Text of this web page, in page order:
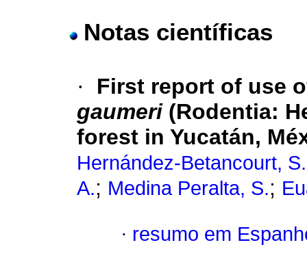
Notas científicas
·
First report of use
gaumeri(Rodentia:
forest in Yucatán,
Hernández-Betancourt,
A.; Medina Peralta, S.;
· resumo em